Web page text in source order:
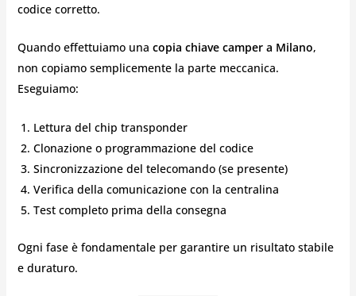
codice corretto.
Quando effettuiamo una copia chiave camper a Milano,
non copiamo semplicemente la parte meccanica.
Eseguiamo:
Lettura del chip transponder
Clonazione o programmazione del codice
Sincronizzazione del telecomando (se presente)
Verifica della comunicazione con la centralina
Test completo prima della consegna
Ogni fase è fondamentale per garantire un risultato stabile
e duraturo.